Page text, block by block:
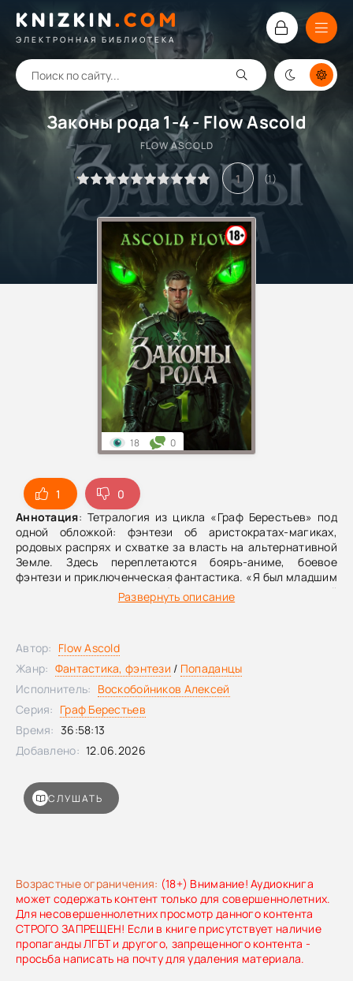
KNIZKIN. COM
ЭЛЕКТРОННАЯ БИБЛИОТЕКА
Законы рода 1-4 - Flow Ascold
FLOW ASCOLD
1 (1)
1
0
Аннотация: Тетралогия из цикла «Граф Берестьев» под
одной обложкой: фэнтези об аристократах-магиках,
родовых распрях и схватке за власть на альтернативной
Земле. Здесь переплетаются бояръ-аниме, боевое
фэнтези и приключенческая фантастика. «Я был младшим
сыном графа — и судьба подкинула мне жестокий
сюрприз. Магический калека с искалеченным источником
жить тихо, заниматься своими делами и открывать для
себя мир. Без дуэлей, без вызовов и провокаций со
стороны великих родов империи. Но всё рухнуло в одно
мгновение… Кто мог предположить, что отца убьют, брата
возьмут в плен, а родовой перстень, хранящий знания и
тайные техники семьи, выберет наследником именно
меня?.. Теперь я — глава рода Берестьевых. И это моя
история.»
Развернуть описание
Возрастные ограничения: (18+) Внимание! Аудиокнига
может содержать контент только для совершеннолетних.
Для несовершеннолетних просмотр данного контента
СТРОГО ЗАПРЕЩЕН! Если в книге присутствует наличие
пропаганды ЛГБТ и другого, запрещенного контента -
просьба написать на почту для удаления материала.
18 0
СЛУШАТЬ
Автор: Flow Ascold
Жанр: Фантастика, фэнтези / Попаданцы
Исполнитель: Воскобойников Алексей
Серия: Граф Берестьев
Время: 36:58:13
Добавлено: 12.06.2026